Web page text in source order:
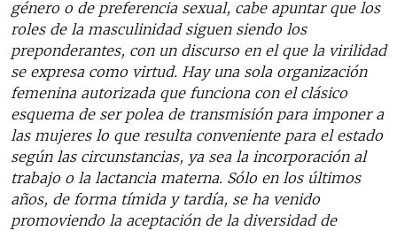
género o de preferencia sexual, cabe apuntar que los
roles de la masculinidad siguen siendo los
preponderantes, con un discurso en el que la virilidad
se expresa como virtud. Hay una sola organización
femenina autorizada que funciona con el clásico
esquema de ser polea de transmisión para imponer a
las mujeres lo que resulta conveniente para el estado
según las circunstancias, ya sea la incorporación al
trabajo o la lactancia materna. Sólo en los últimos
años, de forma tímida y tardía, se ha venido
promoviendo la aceptación de la diversidad de